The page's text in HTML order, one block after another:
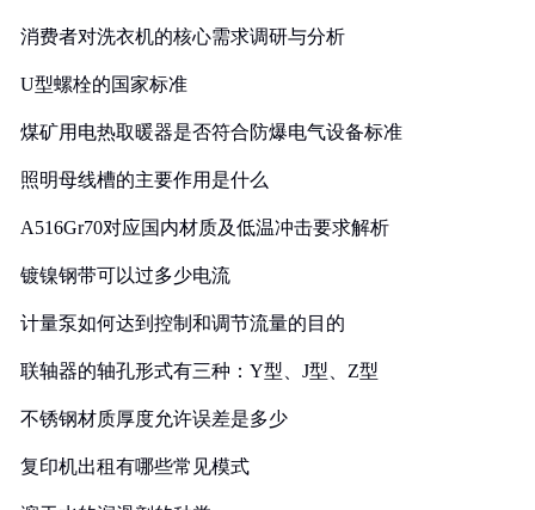
消费者对洗衣机的核心需求调研与分析
U型螺栓的国家标准
煤矿用电热取暖器是否符合防爆电气设备标准
照明母线槽的主要作用是什么
A516Gr70对应国内材质及低温冲击要求解析
镀镍钢带可以过多少电流
计量泵如何达到控制和调节流量的目的
联轴器的轴孔形式有三种：Y型、J型、Z型
不锈钢材质厚度允许误差是多少
复印机出租有哪些常见模式